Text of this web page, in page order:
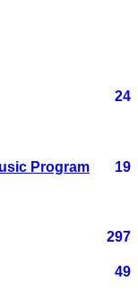
24
Program 19
297
49